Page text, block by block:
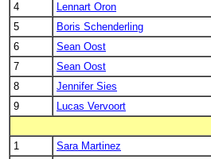
4
Lennart Oron
5
Boris Schenderling
6
Sean Oost
7
Sean Oost
8
Jennifer Sies
9
Lucas Vervoort
1
Sara Martinez